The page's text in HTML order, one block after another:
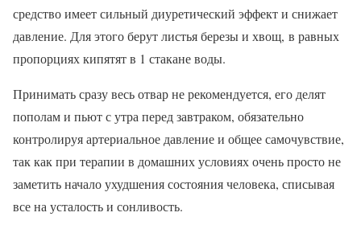
средство имеет сильный диуретический эффект и снижает
давление. Для этого берут листья березы и хвощ, в равных
пропорциях кипятят в 1 стакане воды.
Принимать сразу весь отвар не рекомендуется, его делят
пополам и пьют с утра перед завтраком, обязательно
контролируя артериальное давление и общее самочувствие,
так как при терапии в домашних условиях очень просто не
заметить начало ухудшения состояния человека, списывая
все на усталость и сонливость.